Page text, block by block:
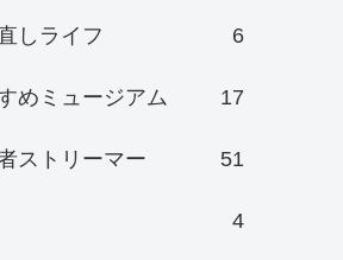
しライフ 6
めミュージアム 17
ストリーマー 51
4